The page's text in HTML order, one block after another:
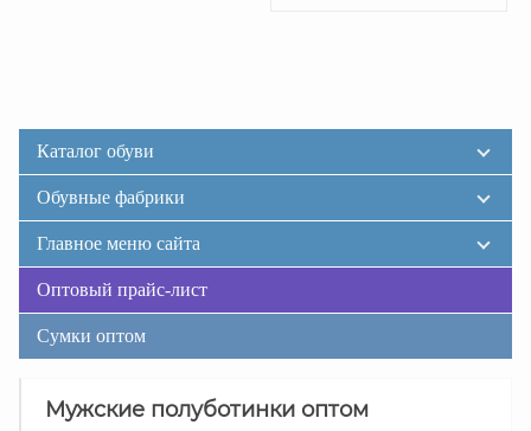
Каталог обуви
Обувные фабрики
Главное меню сайта
Оптовый прайс-лист
Сумки оптом
Мужские полуботинки оптом